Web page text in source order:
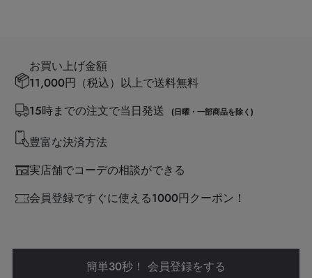
お買い上げ金額
11,000円（税込）以上で送料無料
15時までの注文で当日発送
(日曜・一部商品を除く)
豊富な決済方法
実店舗でコーデの相談ができる
会員登録ですぐに使える1000円クーポン！
簡単30秒！ 会員登録をする